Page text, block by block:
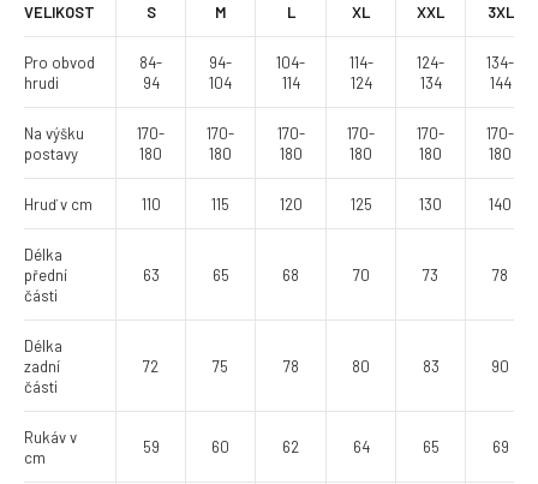
VELIKOST S M L XL XXL 3XL
Pro obvod
hrudi
84-
94
94-
104
104-
114
114-
124
124-
134
134-
144
Na výšku
postavy
170-
180
170-
180
170-
180
170-
180
170-
180
170-
180
Hruďv cm 110 115 120 125 130 140
Délka
přední
části
63 65 68 70 73 78
Délka
zadní
části
72 75 78 80 83 90
Rukáv v
cm
59 60 62 64 65 69